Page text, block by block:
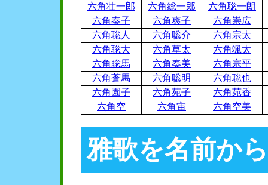
六角壮一郎
六角総一郎
六角聡一朗
六角奏子
六角爽子
六角崇広
六角聡人
六角聡介
六角宗太
六角聡大
六角草太
六角颯太
六角聡馬
六角奏美
六角宗平
六角蒼馬
六角聡明
六角聡也
六角園子
六角苑子
六角苑香
六角空
六角宙 六角空美
雅歌を名前か